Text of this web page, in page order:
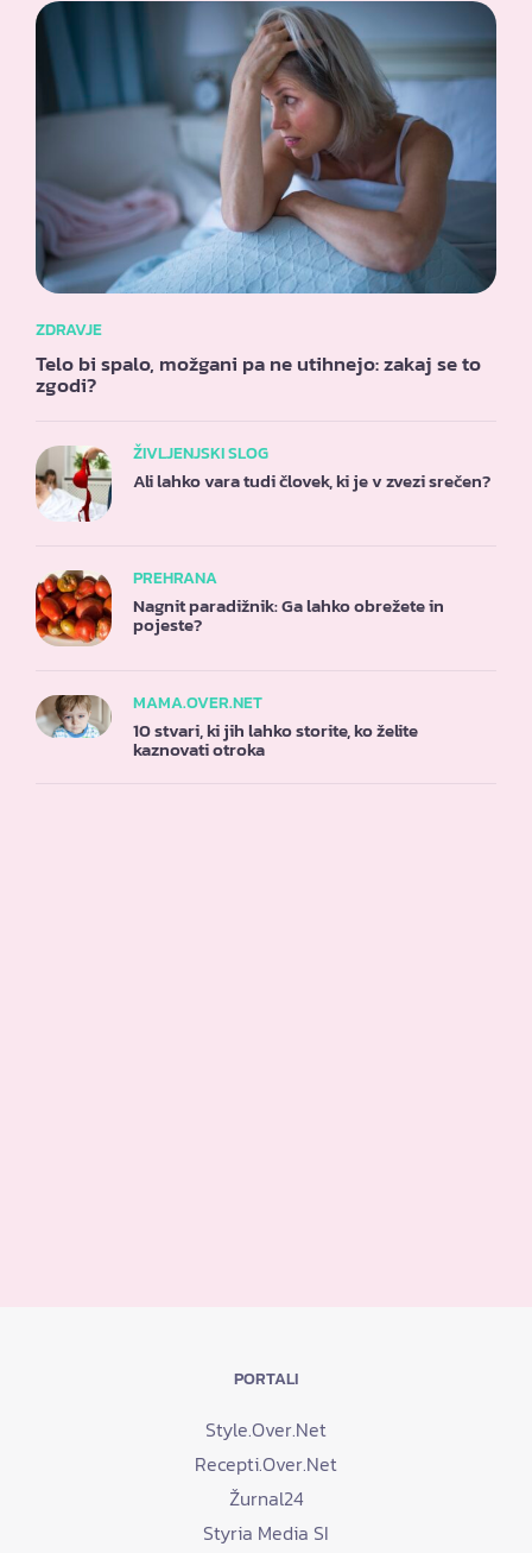
ZDRAVJE
Telo bi spalo, možgani pa ne utihnejo: zakaj se to
zgodi?
ŽIVLJENJSKI SLOG
Ali lahko vara tudi človek, ki je v zvezi srečen?
PREHRANA
Nagnit paradižnik: Ga lahko obrežete in
pojeste?
MAMA.OVER.NET
10 stvari, ki jih lahko storite, ko želite
kaznovati otroka
PORTALI
Style.Over.Net
Recepti.Over.Net
Žurnal24
Styria Media SI